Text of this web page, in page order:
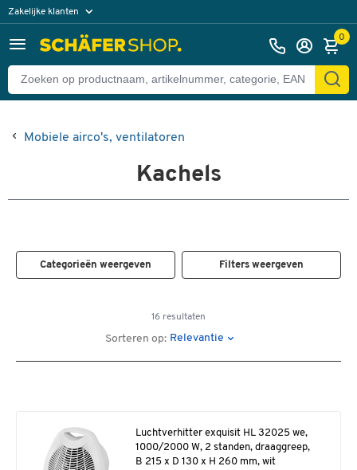
Zakelijke klanten
Particuliere klanten 0
Mobiele airco's, ventilatoren
Kachels
Categorieën weergeven Filters weergeven
16 resultaten
Sorteren op: Relevantie
Luchtverhitter exquisit HL 32025 we,
1000/2000 W, 2 standen, draaggreep,
B 215 x D 130 x H 260 mm, wit